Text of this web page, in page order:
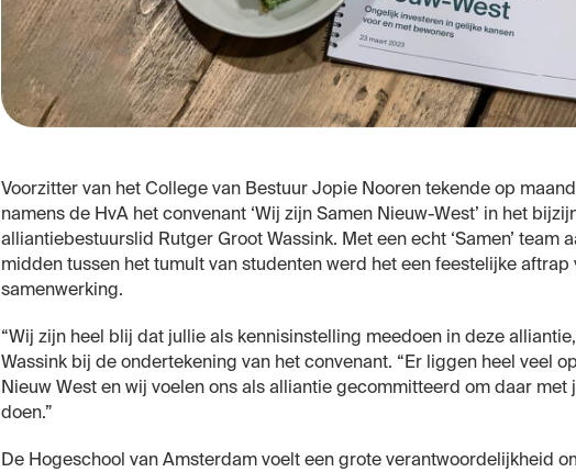
Voorzitter van het College van Bestuur Jopie Nooren tekende op
namens de HvA het convenant ‘Wij zijn Samen Nieuw-West’ in het
alliantiebestuurslid Rutger Groot Wassink. Met een echt ‘Samen’ team
midden tussen het tumult van studenten werd het een feestelijke aftrap
samenwerking.
“Wij zijn heel blij dat jullie als kennisinstelling meedoen in deze
Wassink bij de ondertekening van het convenant. “Er liggen heel veel
Nieuw West en wij voelen ons als alliantie gecommitteerd om daar met
doen.”
De Hogeschool van Amsterdam voelt een grote verantwoordelijkheid